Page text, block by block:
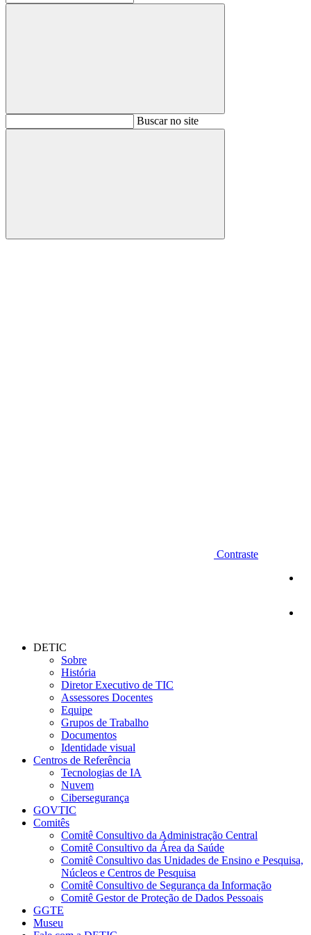
BuscarBuscar no site
Buscar
Contraste
DETIC
Sobre
História
Diretor Executivo de TIC
Assessores Docentes
Equipe
Grupos de Trabalho
Documentos
Identidade visual
Centros de Referência
Tecnologias de IA
Nuvem
Cibersegurança
GOVTIC
Comitês
Comitê Consultivo da Administração Central
Comitê Consultivo da Área da Saúde
Comitê Consultivo das Unidades de Ensino e Pesquisa,
Núcleos e Centros de Pesquisa
Comitê Consultivo de Segurança da Informação
Comitê Gestor de Proteção de Dados Pessoais
GGTE
Museu